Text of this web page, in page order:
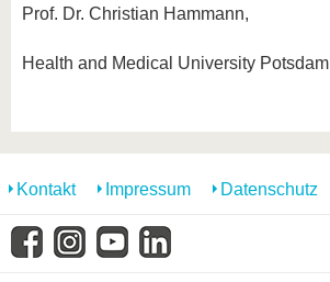
Prof. Dr. Christian Hammann,
Health and Medical University Potsdam
Kontakt Impressum Datenschutz